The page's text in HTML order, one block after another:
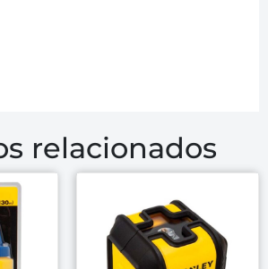
relacionados